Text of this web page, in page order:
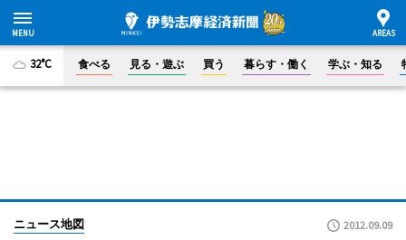
32°C 食べる 見る・遊ぶ 買う 暮らす・働く 学ぶ・知る
ニュース地図 2012.09.09